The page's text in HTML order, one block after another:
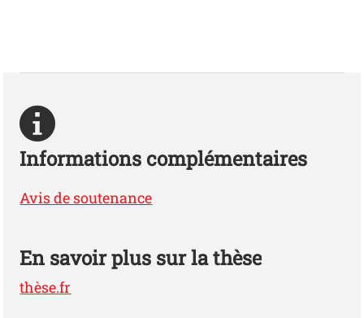
Informations complémentaires
Avis de soutenance
En savoir plus sur la thèse
thèse.fr